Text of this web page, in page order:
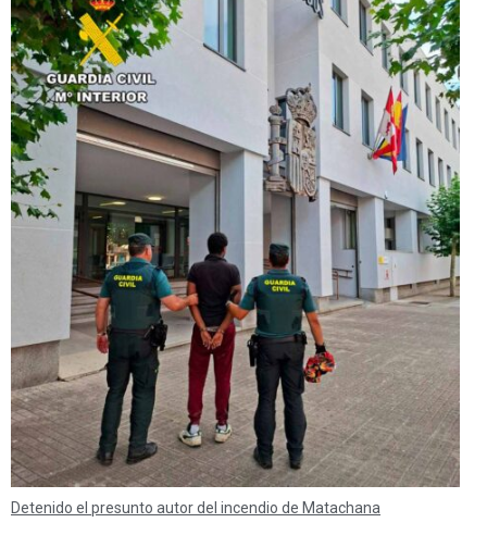
Detenido el presunto autor del incendio de Matachana